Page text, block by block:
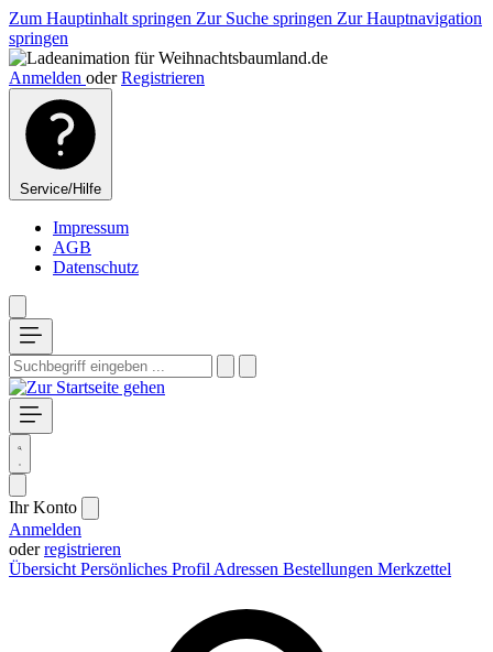
Zum Hauptinhalt springen Zur Suche springen Zur Hauptnavigation
springen
Anmelden oder Registrieren
Service/Hilfe
Impressum
AGB
Datenschutz
Ihr Konto
Anmelden
oderregistrieren
Übersicht Persönliches Profil Adressen Bestellungen Merkzettel